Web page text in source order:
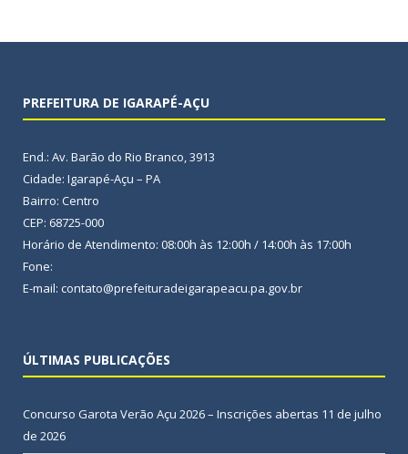
PREFEITURA DE IGARAPÉ-AÇU
End.: Av. Barão do Rio Branco, 3913
Cidade: Igarapé-Açu – PA
Bairro: Centro
CEP: 68725-000
Horário de Atendimento: 08:00h às 12:00h / 14:00h às 17:00h
Fone:
E-mail: contato@prefeituradeigarapeacu.pa.gov.br
ÚLTIMAS PUBLICAÇÕES
Concurso Garota Verão Açu 2026 – Inscrições abertas 11 de julho
de 2026